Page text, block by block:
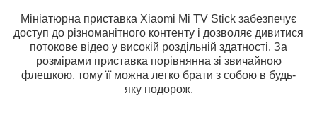
Мініатюрна приставка Xiaomi Mi TV Stick забезпечує
доступ до різноманітного контенту і дозволяє дивитися
потокове відео у високій роздільній здатності. За
розмірами приставка порівнянна зі звичайною
флешкою, тому її можна легко брати з собою в будь-
яку подорож.